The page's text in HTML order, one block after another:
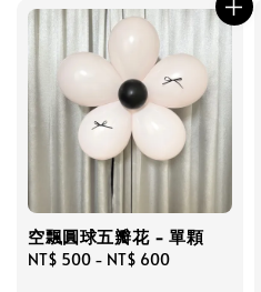
空飄圓球五瓣花 - 單顆
Regular
NT$ 500 - NT$ 600